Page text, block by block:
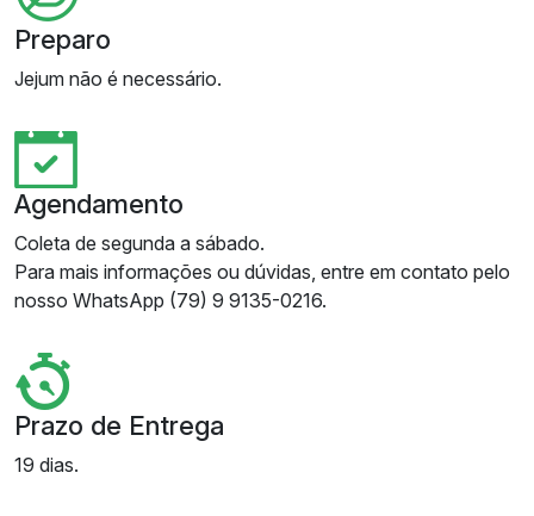
Preparo
Jejum não é necessário.
Agendamento
Coleta de segunda a sábado.
Para mais informações ou dúvidas, entre em contato pelo
nosso WhatsApp (79) 9 9135-0216.
Prazo de Entrega
19 dias.